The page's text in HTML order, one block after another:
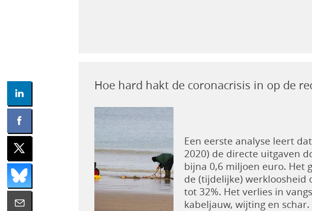
Hoe hard hakt de coronacrisis in op de
Een eerste analyse leert
2020) de directe uitgaven
bijna 0,6 miljoen euro. Het
de (tijdelijke) werkloosheid
tot 32%. Het verlies in
kabeljauw, wijting en schar.